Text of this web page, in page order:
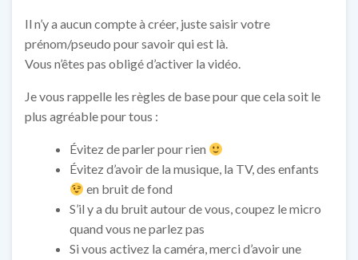
Il n’y a aucun compte à créer, juste saisir votre
prénom/pseudo pour savoir qui est là.
Vous n’êtes pas obligé d’activer la vidéo.
Je vous rappelle les règles de base pour que cela soit le
plus agréable pour tous :
Évitez de parler pour rien
Évitez d’avoir de la musique, la TV, des enfants
en bruit de fond
S’il y a du bruit autour de vous, coupez le micro
quand vous ne parlez pas
Si vous activez la caméra, merci d’avoir une